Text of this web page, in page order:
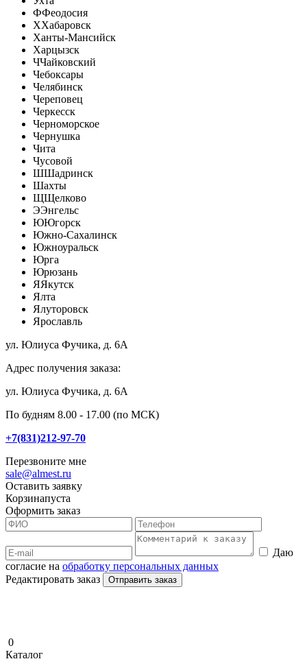
ФФеодосия
ХХабаровск
Ханты-Мансийск
Харцызск
ЧЧайковский
Чебоксары
Челябинск
Череповец
Черкесск
Черноморское
Чернушка
Чита
Чусовой
ШШадринск
Шахты
ЩЩелково
ЭЭнгельс
ЮЮгорск
Южно-Сахалинск
Южноуральск
Юрга
Юрюзань
ЯЯкутск
Ялта
Ялуторовск
Ярославль
ул. Юлиуса Фучика, д. 6А
Адрес получения заказа:
ул. Юлиуса Фучика, д. 6А
По будням 8.00 - 17.00 (по МСК)
+7(831)212-97-70
Перезвоните мне
sale@almest.ru
Оставить заявку
Корзинапуста
Оформить заказ
Даю
согласие на обработку персональных данных
Редактировать заказ
Отправить заказ
0
Каталог